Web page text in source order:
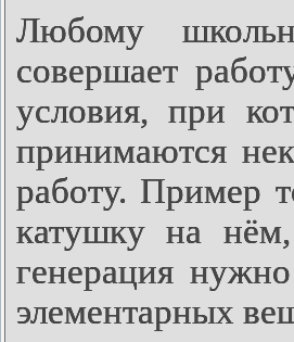
Любому
совершает
условия, при
принимаются
работу. Пример
катушку на
генерация
элементарных